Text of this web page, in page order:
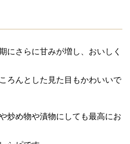
にさらに甘みが増し、おいしく
ろんとした見た目もかわいいで
炒め物や漬物にしても最高にお